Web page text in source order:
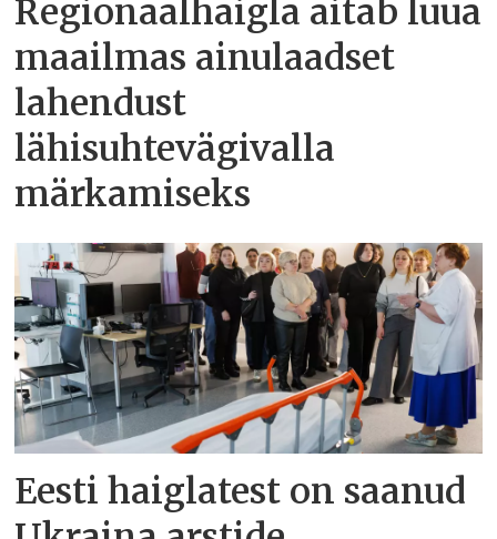
Regionaalhaigla aitab luua
maailmas ainulaadset
lahendust
lähisuhtevägivalla
märkamiseks
Eesti haiglatest on saanud